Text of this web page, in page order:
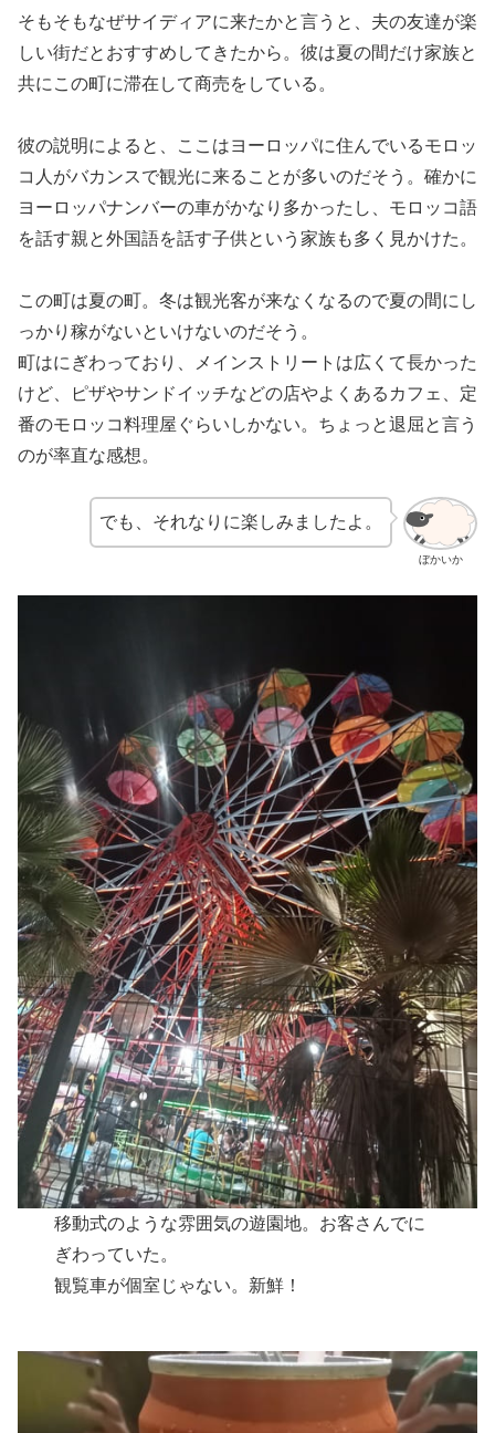
そもそもなぜサイディアに来たかと言うと、夫の友達が楽
しい街だとおすすめしてきたから。彼は夏の間だけ家族と
共にこの町に滞在して商売をしている。
彼の説明によると、ここはヨーロッパに住んでいるモロッ
コ人がバカンスで観光に来ることが多いのだそう。確かに
ヨーロッパナンバーの車がかなり多かったし、モロッコ語
を話す親と外国語を話す子供という家族も多く見かけた。
この町は夏の町。冬は観光客が来なくなるので夏の間にし
っかり稼がないといけないのだそう。
町はにぎわっており、メインストリートは広くて長かった
けど、ピザやサンドイッチなどの店やよくあるカフェ、定
番のモロッコ料理屋ぐらいしかない。ちょっと退屈と言う
のが率直な感想。
ぼかいか
でも、それなりに楽しみましたよ。
移動式のような雰囲気の遊園地。お客さんでに
ぎわっていた。
観覧車が個室じゃない。新鮮！